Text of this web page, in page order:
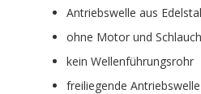
Antriebswelle aus
ohne Motor und
kein Wellenführungsrohr
freiliegende Antriebswelle